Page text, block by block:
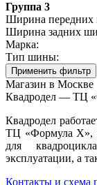
Группа 3
Ширина передних
Ширина задних
Марка:
Тип шины:
Применить фильтр
Магазин в Москве
Квадродел — ТЦ
Квадродел
ТЦ «Формула Х»,
для
эксплуатации, а
Контакты и схема